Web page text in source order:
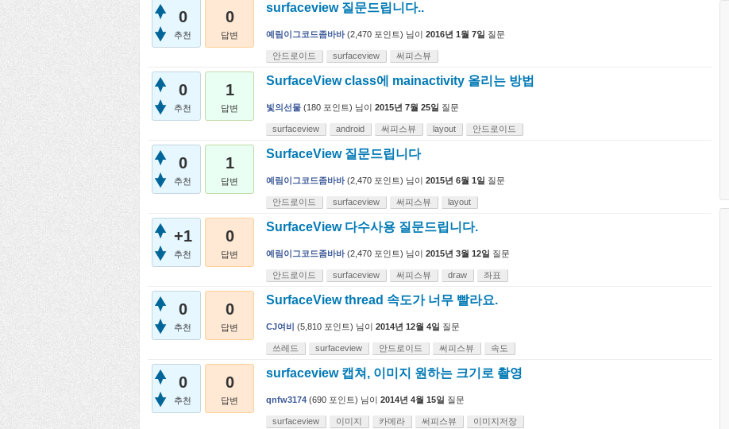
0
추천
0
답변
surfaceview 질문드립니다..
예림이그코드좀바바 (2,470 포인트) 님이 2016년 1월 7일 질문
안드로이드 surfaceview 써피스뷰
0
추천
1
답변
SurfaceView class에 mainactivity 올리는 방법
빛의선물 (180 포인트) 님이 2015년 7월 25일 질문
surfaceview android 써피스뷰 layout 안드로이드
0
추천
1
답변
SurfaceView 질문드립니다
예림이그코드좀바바 (2,470 포인트) 님이 2015년 6월 1일 질문
안드로이드 surfaceview 써피스뷰 layout
+1
추천
0
답변
SurfaceView 다수사용 질문드립니다.
예림이그코드좀바바 (2,470 포인트) 님이 2015년 3월 12일 질문
안드로이드 surfaceview 써피스뷰 draw 좌표
0
추천
0
답변
SurfaceView thread 속도가 너무 빨라요.
CJ여비 (5,810 포인트) 님이 2014년 12월 4일 질문
쓰레드 surfaceview 안드로이드 써피스뷰 속도
0
추천
0
답변
surfaceview 캡쳐, 이미지 원하는 크기로 촬영
qnfw3174 (690 포인트) 님이 2014년 4월 15일 질문
surfaceview 이미지 카메라 써피스뷰 이미지저장